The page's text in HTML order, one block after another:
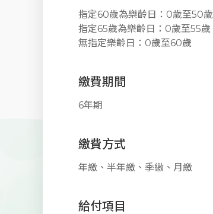
指定60歲為樂齡日：0歲至50歲
指定65歲為樂齡日：0歲至55歲
無指定樂齡日：0歲至60歲
繳費期間
6年期
繳費方式
年繳、半年繳、季繳、月繳
給付項目